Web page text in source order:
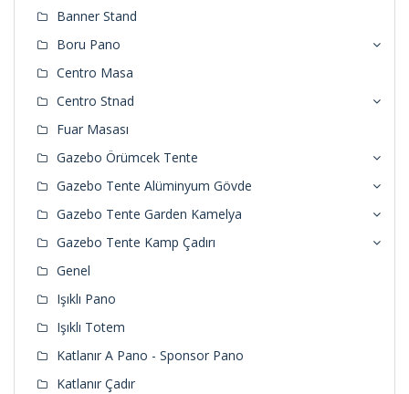
Banner Stand
Boru Pano
Centro Masa
Centro Stnad
Fuar Masası
Gazebo Örümcek Tente
Gazebo Tente Alüminyum Gövde
Gazebo Tente Garden Kamelya
Gazebo Tente Kamp Çadırı
Genel
Işıklı Pano
Işıklı Totem
Katlanır A Pano - Sponsor Pano
Katlanır Çadır